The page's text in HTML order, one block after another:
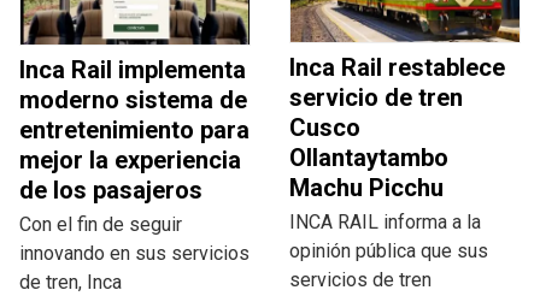
Inca Rail implementa
moderno sistema de
entretenimiento para
mejor la experiencia
de los pasajeros
Con el fin de seguir
innovando en sus servicios
de tren, Inca
Inca Rail restablece
servicio de tren
Cusco
Ollantaytambo
Machu Picchu
INCA RAIL informa a la
opinión pública que sus
servicios de tren